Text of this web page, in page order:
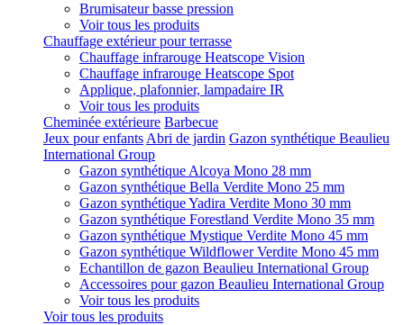
Brumisateur basse pression
Voir tous les produits
Chauffage extérieur pour terrasse
Chauffage infrarouge Heatscope Vision
Chauffage infrarouge Heatscope Spot
Applique, plafonnier, lampadaire IR
Voir tous les produits
Cheminée extérieure Barbecue
Jeux pour enfants Abri de jardin Gazon synthétique Beaulieu
International Group
Gazon synthétique Alcoya Mono 28 mm
Gazon synthétique Bella Verdite Mono 25 mm
Gazon synthétique Yadira Verdite Mono 30 mm
Gazon synthétique Forestland Verdite Mono 35 mm
Gazon synthétique Mystique Verdite Mono 45 mm
Gazon synthétique Wildflower Verdite Mono 45 mm
Echantillon de gazon Beaulieu International Group
Accessoires pour gazon Beaulieu International Group
Voir tous les produits
Voir tous les produits